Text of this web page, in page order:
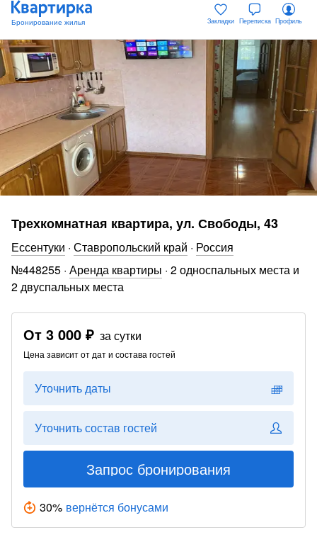
Закладки Переписка Профиль
Трехкомнатная квартира, ул. Свободы, 43
Ессентуки · Ставропольский край · Россия
№448255 · Аренда квартиры · 2 односпальных места и
2 двуспальных места
От 3 000 ₽ за сутки
Цена зависит от дат и состава гостей
Уточнить даты
Уточнить состав гостей
Запрос бронирования
30% вернётся бонусами